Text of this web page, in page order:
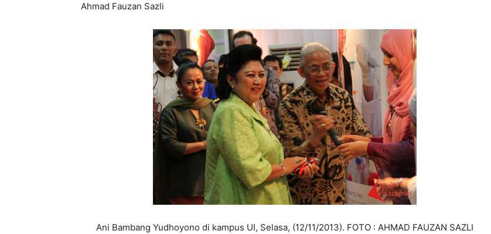
Ahmad Fauzan Sazli
Ani Bambang Yudhoyono di kampus UI, Selasa, (12/11/2013). FOTO : AHMAD FAUZAN SAZLI